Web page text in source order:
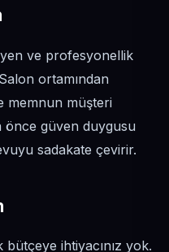
ve profesyonellik
ortamından
memnun müşteri
önce güven duygusu
sadakate çevirir.
ihtiyacınız yok.